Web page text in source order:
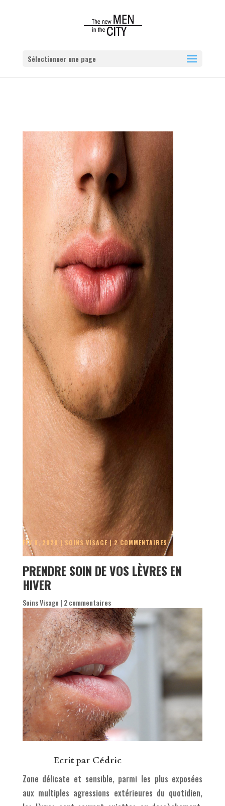
Sélectionner une page
FÉV 8, 2020 | SOINS VISAGE|2 COMMENTAIRES
PRENDRE SOIN DE VOS LÈVRES EN
HIVER
Soins Visage | 2 commentaires
Ecrit par Cédric
Zone délicate et sensible, parmi les plus exposées
aux multiples agressions extérieures du quotidien,